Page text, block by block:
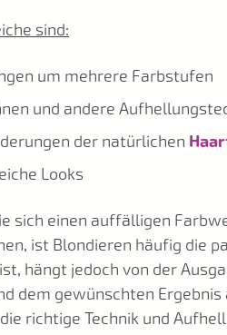
sind:
um mehrere Farbstufen
und andere
der natürlichen
Looks
sich einen auffälligen
ist Blondieren häufig die
hängt jedoch von der
dem gewünschten
richtige Technik und